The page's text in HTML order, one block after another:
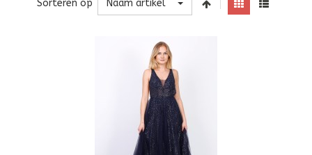
Sorteren op Naam artikel